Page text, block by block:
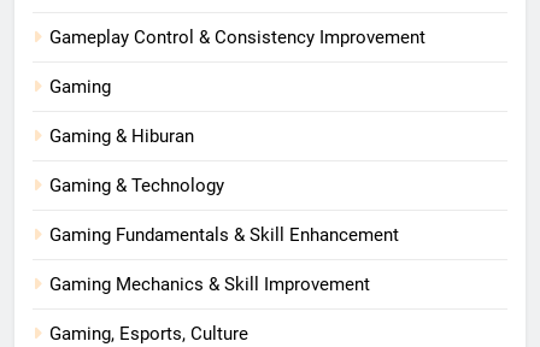
Gameplay Control & Consistency Improvement
Gaming
Gaming & Hiburan
Gaming & Technology
Gaming Fundamentals & Skill Enhancement
Gaming Mechanics & Skill Improvement
Gaming, Esports, Culture